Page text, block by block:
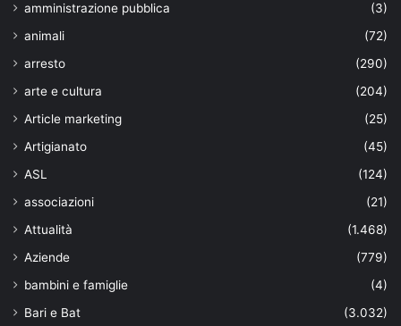
amministrazione pubblica
(3)
animali
(72)
arresto
(290)
arte e cultura
(204)
Article marketing
(25)
Artigianato
(45)
ASL
(124)
associazioni
(21)
Attualità
(1.468)
Aziende
(779)
bambini e famiglie
(4)
Bari e Bat
(3.032)